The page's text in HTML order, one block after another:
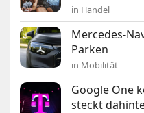
in Handel
Mercedes-
Parken
in Mobilität
Google One
steckt